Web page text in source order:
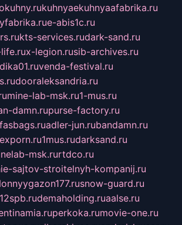
kuhnyaekuhnyaafabrika.ru
e-abis1c.ru
kts-services.rudark-sand.ru
x-legion.rusib-archives.ru
venda-festival.ru
dooraleksandria.ru
mine-lab-msk.ru1-mus.ru
damn.rupurse-factory.ru
fasbags.ruadler-jun.rubandamn.ru
1mus.rudarksand.ru
msk.rurtdco.ru
sajtov-stroitelnyh-kompanij.ru
snow-guard.ru
demaholding.ruaalse.ru
perkoka.rumovie-one.ru